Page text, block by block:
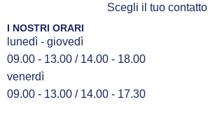
Scegli il tuo contatto
I NOSTRI ORARI
lunedì - giovedì
09.00 - 13.00 / 14.00 - 18.00
venerdì
09.00 - 13.00 / 14.00 - 17.30